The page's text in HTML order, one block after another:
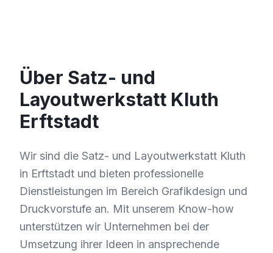
Über Satz- und
Layoutwerkstatt Kluth
Erftstadt
Wir sind die Satz- und Layoutwerkstatt Kluth
in Erftstadt und bieten professionelle
Dienstleistungen im Bereich Grafikdesign und
Druckvorstufe an. Mit unserem Know-how
unterstützen wir Unternehmen bei der
Umsetzung ihrer Ideen in ansprechende